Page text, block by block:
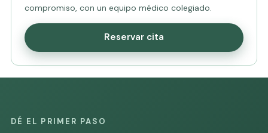
compromiso, con un equipo médico colegiado.
Reservar cita
DÉ EL PRIMER PASO